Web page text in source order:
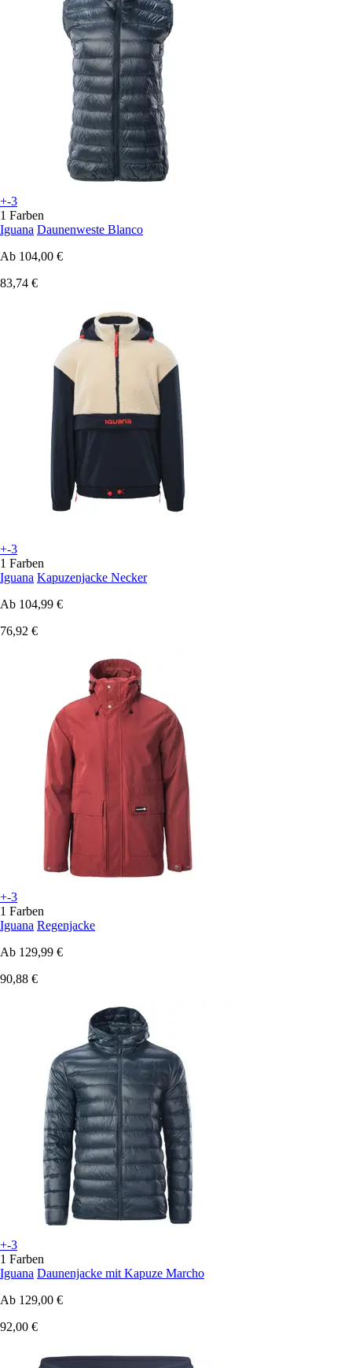
+-3
1 Farben
Iguana Daunenweste Blanco
Ab 104,00 €
83,74 €
+-3
1 Farben
Iguana Kapuzenjacke Necker
Ab 104,99 €
76,92 €
+-3
1 Farben
Iguana Regenjacke
Ab 129,99 €
90,88 €
+-3
1 Farben
Iguana Daunenjacke mit Kapuze Marcho
Ab 129,00 €
92,00 €